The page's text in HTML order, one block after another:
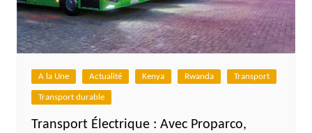
A la Une Actualité Kenya Rwanda Transport
Transport durable
Transport Électrique : Avec Proparco,